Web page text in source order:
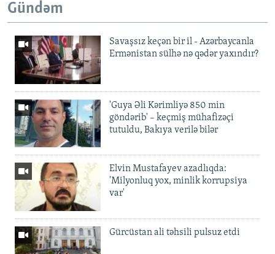
Gündəm
Savaşsız keçən bir il - Azərbaycanla
Ermənistan sülhə nə qədər yaxındır?
'Guya Əli Kərimliyə 850 min
göndərib' – keçmiş mühafizəçi
tutuldu, Bakıya verilə bilər
Elvin Mustafayev azadlıqda:
'Milyonluq yox, minlik korrupsiya
var'
Gürcüstan ali təhsili pulsuz etdi